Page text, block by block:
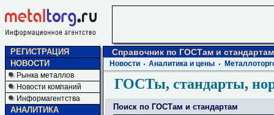
РЕГИСТРАЦИЯ
НОВОСТИ
Рынка металлов
Новости компаний
Информагентства
АНАЛИТИКА
Справочник по ГОСТам и стандартам
Новости Аналитика и цены
ГОСТы, стандарты,
Поиск по ГОСТам и стандартам